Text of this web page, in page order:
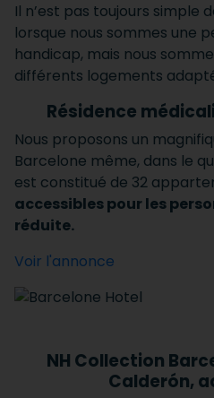
Il n’est pas toujours simple
lorsque nous sommes une
handicap, mais nous
différents logements
Résidence
Nous proposons un
Barcelone même, dans le
est constitué de 32
accessibles pour les
réduite.
Voir l'annonce
NH Collection
Calderón,